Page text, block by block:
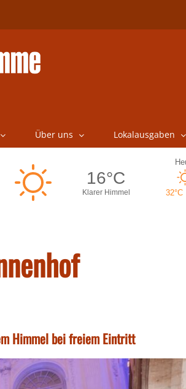
Über uns Lokalausgaben
Himmel bei freiem Eintritt